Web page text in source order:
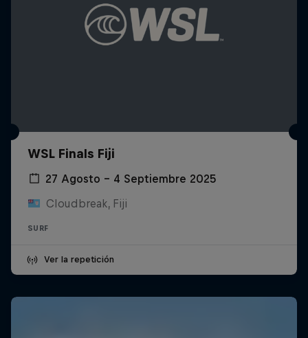
WSL Finals Fiji
27 Agosto – 4 Septiembre 2025
Cloudbreak, Fiji
SURF
Ver la repetición